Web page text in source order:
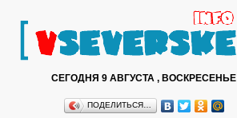
СЕГОДНЯ 9 АВГУСТА , ВОСКРЕСЕНЬЕ
ПОДЕЛИТЬСЯ…